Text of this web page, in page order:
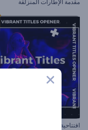
مقدمة الإطارات المنزلقة
افتتاحية عناوين حيوية